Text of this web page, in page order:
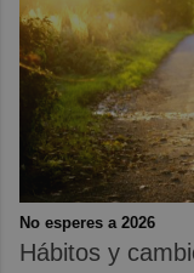
No esperes a 2026
Hábitos y